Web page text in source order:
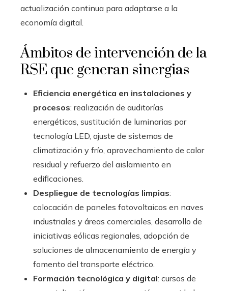
actualización continua para adaptarse a la
economía digital.
Ámbitos de intervención de la
RSE que generan sinergias
Eficiencia energética en instalaciones y
procesos: realización de auditorías
energéticas, sustitución de luminarias por
tecnología LED, ajuste de sistemas de
climatización y frío, aprovechamiento de calor
residual y refuerzo del aislamiento en
edificaciones.
Despliegue de tecnologías limpias:
colocación de paneles fotovoltaicos en naves
industriales y áreas comerciales, desarrollo de
iniciativas eólicas regionales, adopción de
soluciones de almacenamiento de energía y
fomento del transporte eléctrico.
Formación tecnológica y digital: cursos de